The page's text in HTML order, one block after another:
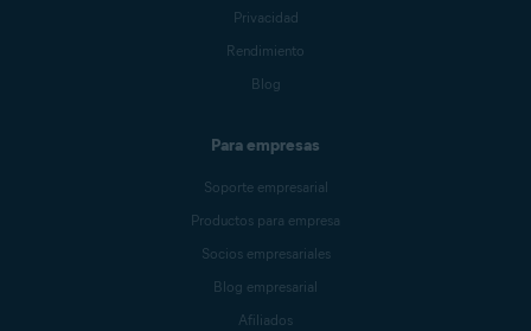
Privacidad
Rendimiento
Blog
Para empresas
Soporte empresarial
Productos para empresa
Socios empresariales
Blog empresarial
Afiliados